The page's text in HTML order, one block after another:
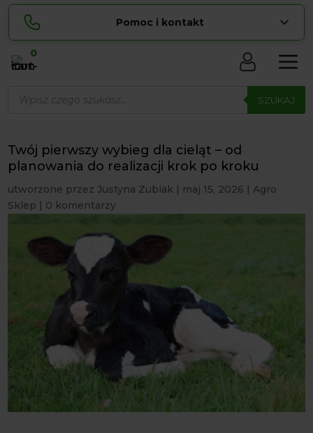
Pomoc i kontakt
Sylwia
pokaż numer
729 856 ...
zamowienia@ ... pokaż e-mail
biuro@ ... pokaż e-mail
Biuro obsługi klienta czynne Pn-Sb: 8:00 – 20:00
0
produktów SZUKAJ
Twój pierwszy wybieg dla cieląt – od
planowania do realizacji krok po kroku
utworzone przez Justyna Zubiak | maj 15, 2026 |Agro
Sklep | 0 komentarzy